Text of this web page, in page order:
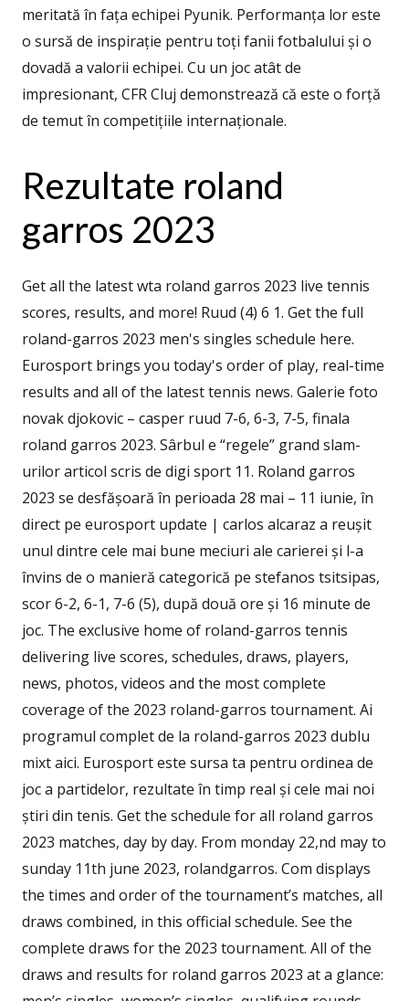
meritată în fața echipei Pyunik. Performanța lor este
o sursă de inspirație pentru toți fanii fotbalului și o
dovadă a valorii echipei. Cu un joc atât de
impresionant, CFR Cluj demonstrează că este o forță
de temut în competițiile internaționale.
Rezultate roland
garros 2023
Get all the latest wta roland garros 2023 live tennis
scores, results, and more! Ruud (4) 6 1. Get the full
roland-garros 2023 men's singles schedule here.
Eurosport brings you today's order of play, real-time
results and all of the latest tennis news. Galerie foto
novak djokovic – casper ruud 7-6, 6-3, 7-5, finala
roland garros 2023. Sârbul e “regele” grand slam-
urilor articol scris de digi sport 11. Roland garros
2023 se desfășoară în perioada 28 mai – 11 iunie, în
direct pe eurosport update | carlos alcaraz a reușit
unul dintre cele mai bune meciuri ale carierei și l-a
învins de o manieră categorică pe stefanos tsitsipas,
scor 6-2, 6-1, 7-6 (5), după două ore și 16 minute de
joc. The exclusive home of roland-garros tennis
delivering live scores, schedules, draws, players,
news, photos, videos and the most complete
coverage of the 2023 roland-garros tournament. Ai
programul complet de la roland-garros 2023 dublu
mixt aici. Eurosport este sursa ta pentru ordinea de
joc a partidelor, rezultate în timp real și cele mai noi
știri din tenis. Get the schedule for all roland garros
2023 matches, day by day. From monday 22,nd may to
sunday 11th june 2023, rolandgarros. Com displays
the times and order of the tournament’s matches, all
draws combined, in this official schedule. See the
complete draws for the 2023 tournament. All of the
draws and results for roland garros 2023 at a glance: